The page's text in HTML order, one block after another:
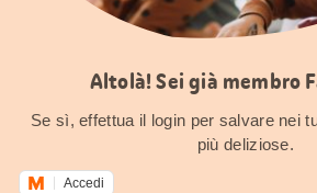
Altolà! Sei già membro
Se sì, effettua il login per salvare nei
più deliziose.
Accedi